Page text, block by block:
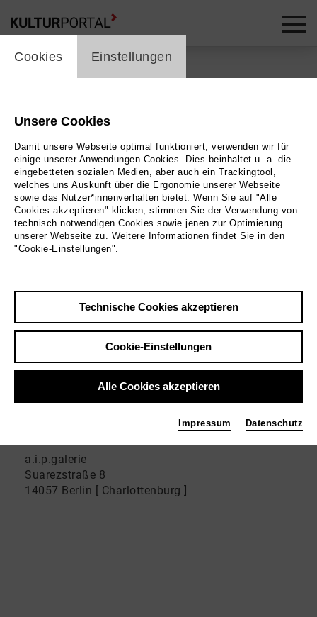
a.i.p.galerie
mehr an diesem Ort ...
von 03.07.2026 bis 22.08.2026 |
Optimism - Flashback
alle Veranstaltungen an diesem Ort
Kontakt
a.i.p.galerie
Suarezstraße 8
14057 Berlin [ Charlottenburg ]
cookie_layer
Cookies Einstellungen
Unsere Cookies
Damit unsere Webseite optimal funktioniert, verwenden wir für
einige unserer Anwendungen Cookies. Dies beinhaltet u. a. die
eingebetteten sozialen Medien, aber auch ein Trackingtool,
welches uns Auskunft über die Ergonomie unserer Webseite
sowie das Nutzer*innenverhalten bietet. Wenn Sie auf "Alle
Cookies akzeptieren" klicken, stimmen Sie der Verwendung von
technisch notwendigen Cookies sowie jenen zur Optimierung
unserer Webseite zu. Weitere Informationen findet Sie in den
"Cookie-Einstellungen".
Technische Cookies akzeptieren
Cookie-Einstellungen
Alle Cookies akzeptieren
Impressum Datenschutz